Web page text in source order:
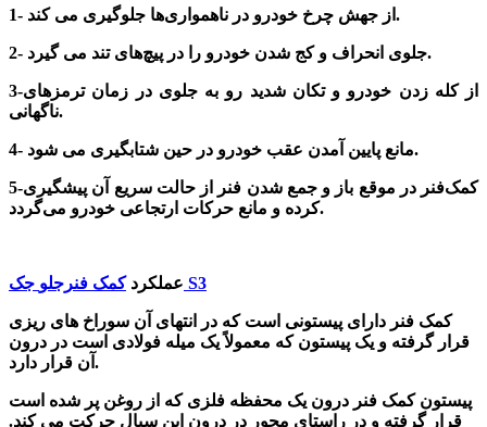
1- از جهش چرخ خودرو در ناهمواری‌ها جلوگیری می کند.
2- جلوی انحراف و کج شدن خودرو را در پیچ‌های تند می گیرد.
3-از کله زدن خودرو و تکان شدید رو به جلوی در زمان ترمز‌های
ناگهانی.
4- مانع پایین آمدن عقب خودرو در حین شتابگیری می شود.
5-کمک‌فنر در موقع باز و جمع شدن فنر از حالت سریع آن پیشگیری
کرده و مانع حرکات ارتجاعی خودرو می‌گردد.
عملکردکمک فنرجلو جک S3
کمک فنر دارای پیستونی است که در انتهای آن سوراخ های ریزی
قرار گرفته و یک پیستون که معمولاً یک میله فولادی است در درون
آن قرار دارد.
پیستون کمک فنر درون یک محفظه فلزی که از روغن پر شده است
قرار گرفته و در راستای محور در درون این سیال حرکت می کند.